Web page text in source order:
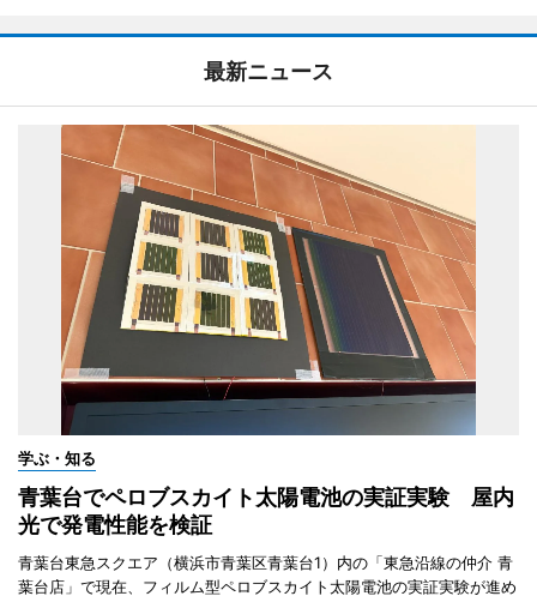
最新ニュース
学ぶ・知る
青葉台でペロブスカイト太陽電池の実証実験 屋内
光で発電性能を検証
青葉台東急スクエア（横浜市青葉区青葉台1）内の「東急沿線の仲介 青
葉台店」で現在、フィルム型ペロブスカイト太陽電池の実証実験が進め